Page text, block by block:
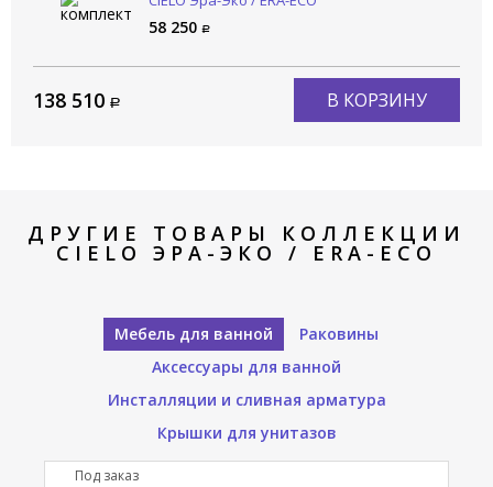
ERST60 NM
58 250
138 510 В КОРЗИНУ
ДРУГИЕ ТОВАРЫ КОЛЛЕКЦИИ
CIELO ЭРА-ЭКО / ERA-ECO
Мебель для ванной
Раковины
Аксессуары для ванной
Инсталляции и сливная арматура
Крышки для унитазов
Под заказ